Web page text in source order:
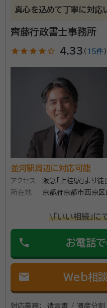
に携わってまいりました
希望を丁寧にお伺いし、
ンストップでのサービス
のご相談は無料ですので
せください。 皆様の安心
トさせていただきます。
所属団体：日本行政書士会連合
真心を込めて丁寧に対応
齊藤行政書士事務所
star star star star star_outline 4.33 （ 15件 ）
並河駅周辺に対応可能
アクセス
阪急「上桂駅」より
所在地
京都府京都市西京
\「いい相続」
phone お電話
mail Web相
対応業務： 遺言書 / 遺産分